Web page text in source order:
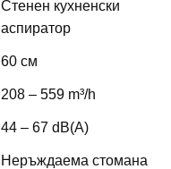
Стенен кухненски
аспиратор
60 см
208 – 559 m³/h
44 – 67 dB(A)
Неръждаема стомана